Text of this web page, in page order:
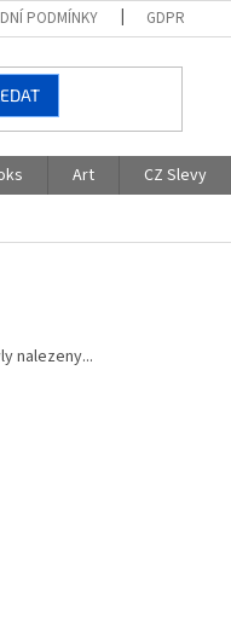
PODMÍNKY GDPR
Art CZ Slevy
nalezeny...